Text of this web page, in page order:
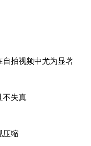
自拍视频中尤为显著
不失真
压缩